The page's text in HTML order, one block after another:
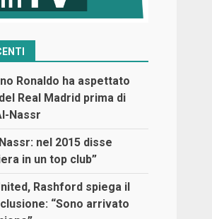
Ronaldo ha aspettato
Real Madrid prima di
Nassr
nel 2015 disse
in un top club”
Rashford spiega il
“Sono arrivato